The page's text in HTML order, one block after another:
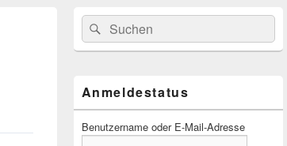
Primärer
Seitenleisten-
Widgetbereich
Suche
nach:
Suchen
Anmeldestatus
Benutzername oder E-Mail-Adresse